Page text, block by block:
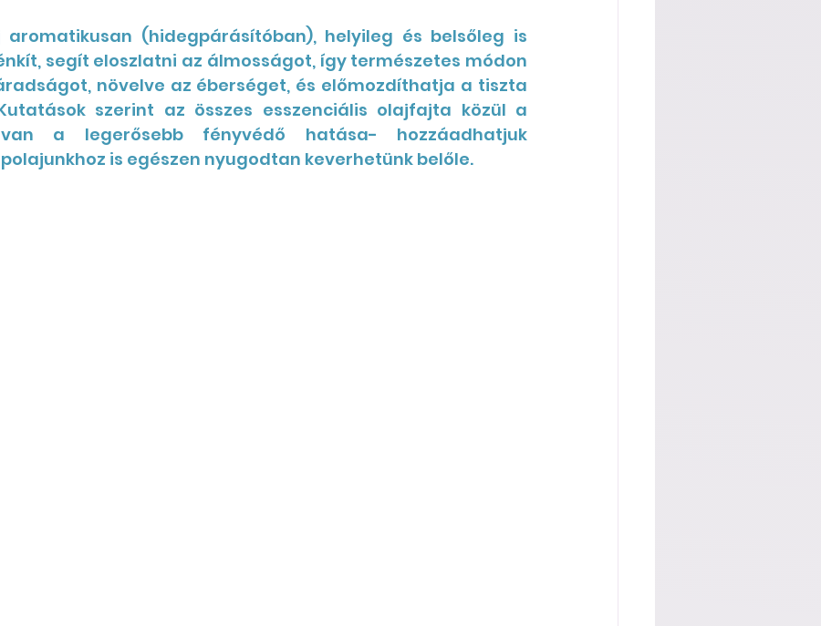
aromatikusan (hidegpárásítóban), helyileg és belsőleg is
segít eloszlatni az álmosságot, így természetes módon
növelve az éberséget, és előmozdíthatja a tiszta
szerint az összes esszenciális olajfajta közül a
a legerősebb fényvédő hatása- hozzáadhatjuk
is egészen nyugodtan keverhetünk belőle.